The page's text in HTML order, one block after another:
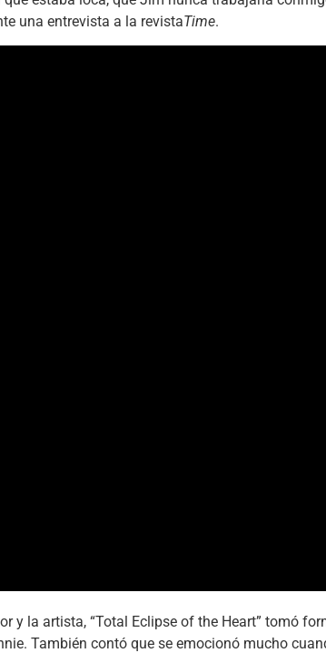
una entrevista a la revistaTime.
y la artista, “Total Eclipse of the Heart” tomó
También contó que se emocionó mucho